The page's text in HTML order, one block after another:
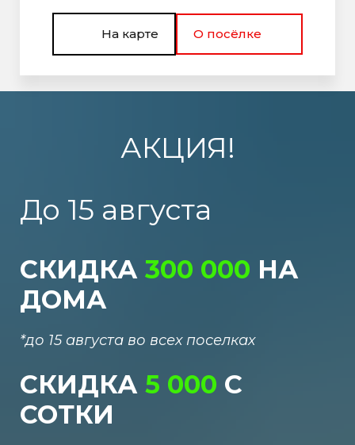
На карте О посёлке
АКЦИЯ!
До 15 августа
СКИДКА 300 000 НА
ДОМА
*до 15 августа во всех поселках
СКИДКА 5 000 С
СОТКИ